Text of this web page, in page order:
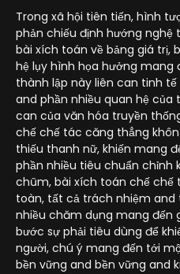
Trong xã hội tiên tiến, hình
phản chiếu định hướng nghệ
bài xích toán về bảng giá trị,
hệ lụy hình họa hưởng
thành lập này liên can tinh
and phần nhiều quan hệ của
can của văn hóa truyền
chế chế tác căng thẳng
thiếu thanh nữ, khiến mang
phần nhiều tiêu chuẩn chỉnh
chũm, bài xích toán chế chế
toàn, tất cả trách nhiệm
nhiều chăm dụng mang đến
bước sự phải tiêu dùng để
người, chú ý mang đến tới
bền vững and bền vững and